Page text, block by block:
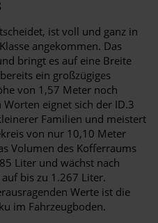
ist voll und ganz in
angekommen. Das
bringt es auf eine Breite
ein großzügiges
von 1,57 Meter noch
eignet sich der ID.3
Familien und meistert
von nur 10,10 Meter
Volumen des Kofferraums
Liter und wächst nach
bis zu 1.267 Liter.
Werte ist die
im Fahrzeugboden.